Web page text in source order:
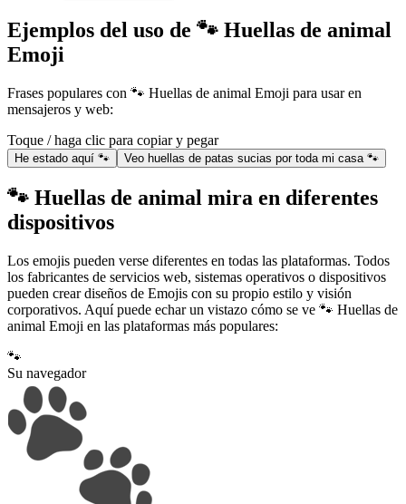
Ejemplos del uso de 🐾 Huellas de animal
Emoji
Frases populares con 🐾 Huellas de animal Emoji para usar en
mensajeros y web:
Toque / haga clic para copiar y pegar
He estado aquí 🐾 Veo huellas de patas sucias por toda mi casa 🐾
🐾 Huellas de animal mira en diferentes
dispositivos
Los emojis pueden verse diferentes en todas las plataformas. Todos
los fabricantes de servicios web, sistemas operativos o dispositivos
pueden crear diseños de Emojis con su propio estilo y visión
corporativos. Aquí puede echar un vistazo cómo se ve 🐾 Huellas de
animal Emoji en las plataformas más populares:
🐾
Su navegador